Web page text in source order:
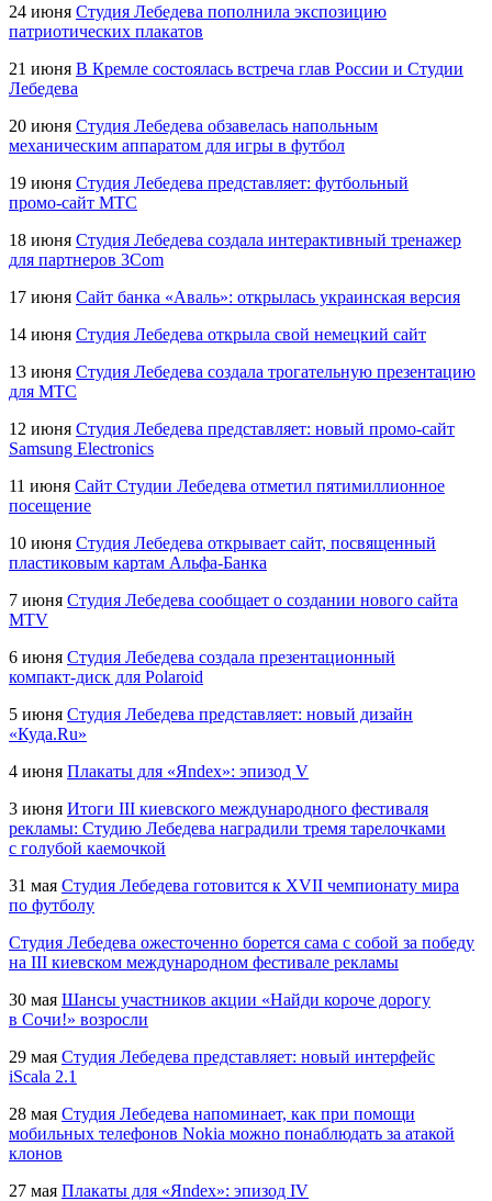
24 июня Студия Лебедева пополнила экспозицию
патриотических плакатов
21 июня В Кремле состоялась встреча глав России и Студии
Лебедева
20 июня Студия Лебедева обзавелась напольным
механическим аппаратом для игры в футбол
19 июня Студия Лебедева представляет: футбольный
промо-сайт МТС
18 июня Студия Лебедева создала интерактивный тренажер
для партнеров 3Com
17 июня Сайт банка «Аваль»: открылась украинская версия
14 июня Студия Лебедева открыла свой немецкий сайт
13 июня Студия Лебедева создала трогательную презентацию
для МТС
12 июня Студия Лебедева представляет: новый промо-сайт
Samsung Electronics
11 июня Сайт Студии Лебедева отметил пятимиллионное
посещение
10 июня Студия Лебедева открывает сайт, посвященный
пластиковым картам Альфа-Банка
7 июня Студия Лебедева сообщает о создании нового сайта
MTV
6 июня Студия Лебедева создала презентационный
компакт-диск для Polaroid
5 июня Студия Лебедева представляет: новый дизайн
«Куда.Ru»
4 июня Плакаты для «Яndex»: эпизод V
3 июня Итоги III киевского международного фестиваля
рекламы: Студию Лебедева наградили тремя тарелочками
с голубой каемочкой
31 мая Студия Лебедева готовится к XVII чемпионату мира
по футболу
Студия Лебедева ожесточенно борется сама с собой за победу
на III киевском международном фестивале рекламы
30 мая Шансы участников акции «Найди короче дорогу
в Сочи!» возросли
29 мая Студия Лебедева представляет: новый интерфейс
iScala 2.1
28 мая Студия Лебедева напоминает, как при помощи
мобильных телефонов Nokia можно понаблюдать за атакой
клонов
27 мая Плакаты для «Яndex»: эпизод IV